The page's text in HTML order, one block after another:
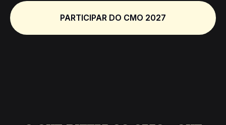
PARTICIPAR DO CMO 2027